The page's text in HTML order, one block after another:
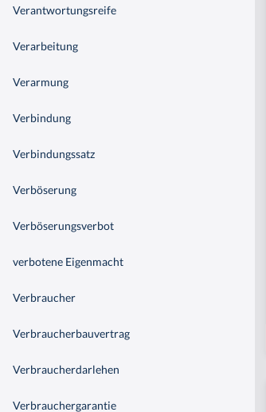
Verantwortungsreife
Verarbeitung
Verarmung
Verbindung
Verbindungssatz
Verböserung
Verböserungsverbot
verbotene Eigenmacht
Verbraucher
Verbraucherbauvertrag
Verbraucherdarlehen
Verbrauchergarantie